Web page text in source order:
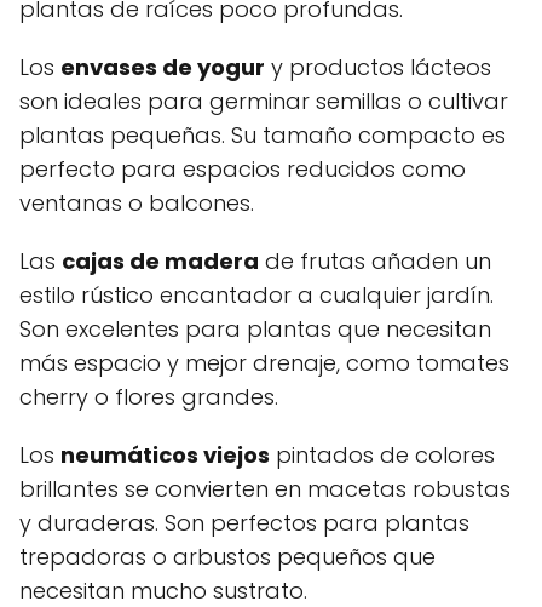
plantas de raíces poco profundas.
Los envases de yogur y productos lácteos
son ideales para germinar semillas o cultivar
plantas pequeñas. Su tamaño compacto es
perfecto para espacios reducidos como
ventanas o balcones.
Las cajas de madera de frutas añaden un
estilo rústico encantador a cualquier jardín.
Son excelentes para plantas que necesitan
más espacio y mejor drenaje, como tomates
cherry o flores grandes.
Los neumáticos viejos pintados de colores
brillantes se convierten en macetas robustas
y duraderas. Son perfectos para plantas
trepadoras o arbustos pequeños que
necesitan mucho sustrato.